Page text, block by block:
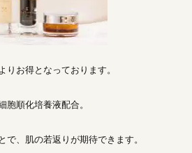
りお得となっております。
胞順化培養液配合。
で、肌の若返りが期待できます。